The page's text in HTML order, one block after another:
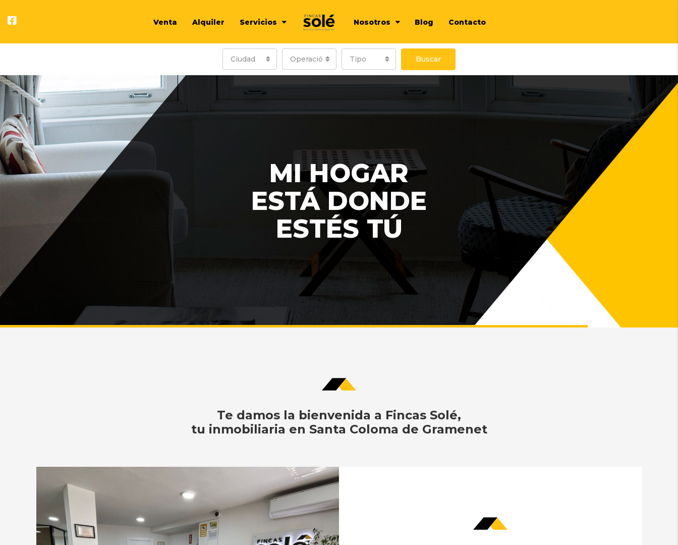
Venta Alquiler Servicios Nosotros Blog Contacto
Ciudad Operación Tipo Buscar
MI HOGAR
ESTÁ DONDE
ESTÉS TÚ
Te damos la bienvenida a Fincas Solé,
tu inmobiliaria en Santa Coloma de Gramenet